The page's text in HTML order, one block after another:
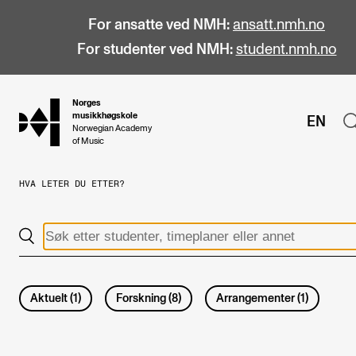
For ansatte ved NMH: ansatt.nmh.no
For studenter ved NMH: student.nmh.no
hjem
Norges
musikkhøgskole
Norwegian Academy
of Music
EN
Alle studier
Master
HVA LETER DU ETTER?
Aktuelt (1 ) Forskning (8) Arrangementer(1 )